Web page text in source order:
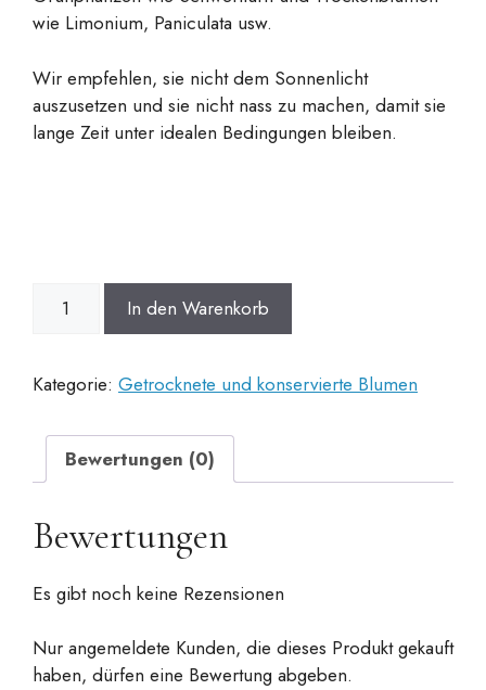
wie Limonium, Paniculata usw.
Wir empfehlen, sie nicht dem Sonnenlicht
auszusetzen und sie nicht nass zu machen, damit sie
lange Zeit unter idealen Bedingungen bleiben.
Ramilletes
preservada
seca
Menge
In den Warenkorb
Kategorie: Getrocknete und konservierte Blumen
Bewertungen (0)
Bewertungen
Es gibt noch keine Rezensionen
Nur angemeldete Kunden, die dieses Produkt gekauft
haben, dürfen eine Bewertung abgeben.